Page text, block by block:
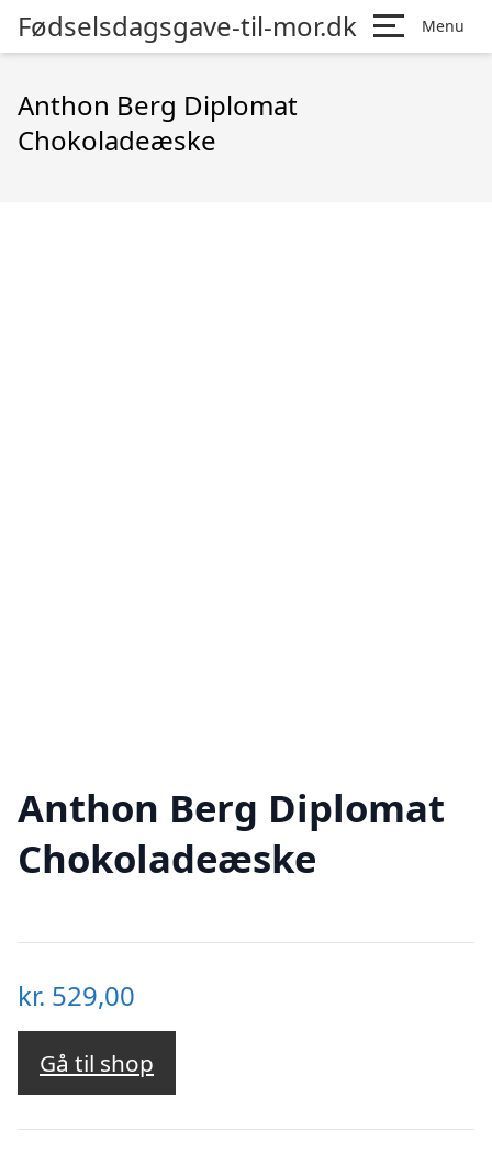
Fødselsdagsgave-til-mor.dk Menu
Anthon Berg Diplomat
Chokoladeæske
Anthon Berg Diplomat
Chokoladeæske
kr. 529,00
Gå til shop